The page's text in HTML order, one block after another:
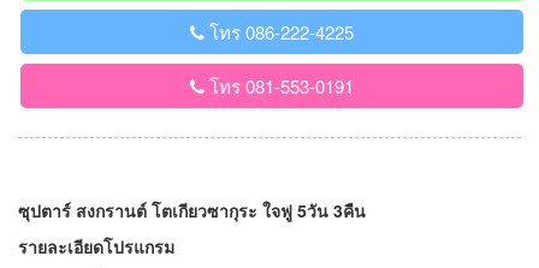
โทร 086-222-4225
โทร 081-553-0191
ซุปตาร์ สงกรานต์ โตเกียวซากุระ ใจฟู 5วัน 3คืน
รายละเอียดโปรแกรม